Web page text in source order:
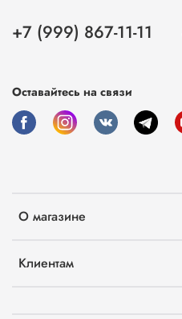
О магазине
Клиентам
+7 (999) 867-11-11
Оставайтесь на связи